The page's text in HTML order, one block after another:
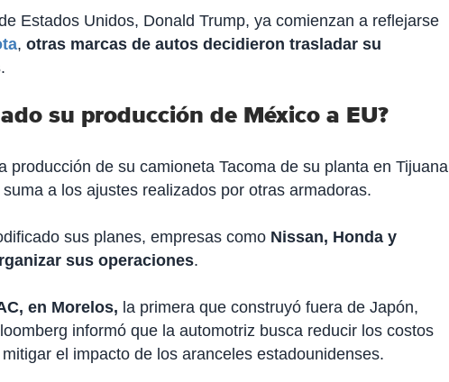
Estados Unidos, Donald Trump, ya comienzan a reflejarse
, otras marcas de autos decidieron trasladar su
.
su producción de México a EU?
producción de su camioneta Tacoma de su planta en Tijuana
a los ajustes realizados por otras armadoras.
sus planes, empresas como Nissan, Honda y
sus operaciones.
en Morelos, la primera que construyó fuera de Japón,
informó que la automotriz busca reducir los costos
el impacto de los aranceles estadounidenses.